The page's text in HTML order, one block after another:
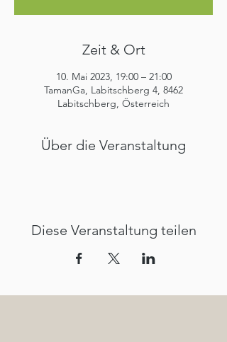
Zeit & Ort
10. Mai 2023, 19:00 – 21:00
TamanGa, Labitschberg 4, 8462
Labitschberg, Österreich
Über die Veranstaltung
Diese Veranstaltung teilen